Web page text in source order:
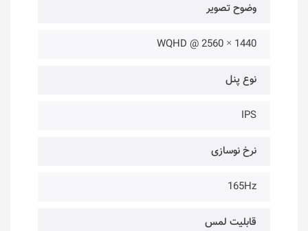
وضوح تصویر
1440 × 2560 @ WQHD
نوع پنل
IPS
نرخ نوسازی
165Hz
قابلیت لمس